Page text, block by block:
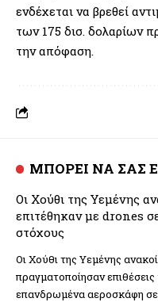
ενδέχεται να βρεθεί
των 175 δισ. δολαρίων
την απόφαση.
ΜΠΟΡΕΙ ΝΑ ΣΑΣ
Οι Χούθι της Υεμένης
επιτέθηκαν με drones
στόχους
Οι Χούθι της Υεμένης
πραγματοποίησαν επιθέσεις
επανδρωμένα αεροσκάφη